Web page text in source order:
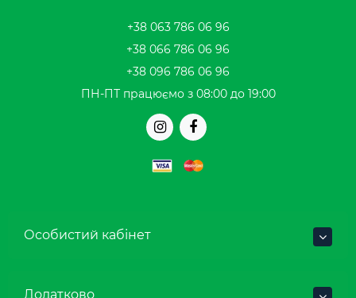
+38 063 786 06 96
+38 066 786 06 96
+38 096 786 06 96
ПН-ПТ працюємо з 08:00 до 19:00
Особистий кабінет
Додатково